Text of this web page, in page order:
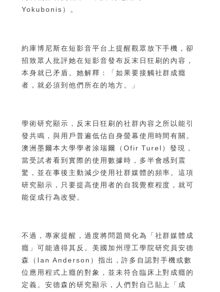
Yokubonis）。
約庫博尼斯在短影音平台上提醒觀眾放下手機，卻
招致眾人批評她在短影音發布反末日狂刷的內容，
本身就已矛盾。她解釋：「如果要接觸社群成癮
者，就必須到他們所在的地方。」
學術研究顯示，反末日狂刷的社群內容之所以能引
發共鳴，與用戶普遍低估自身螢幕使用時間有關。
澳洲墨爾本大學學者涂瑞爾（Ofir Turel）發現，
當受試者看到實際的使用數據時，多半會感到震
驚，並在事後主動減少使用社群媒體的頻率。這項
研究顯示，只要提高使用者的自我覺察程度，就可
能促成行為改變。
不過，專家提醒，過度將問題簡化為「社群媒體成
癮」可能適得其反。美國加州理工學院研究員安德
森（Ian Anderson）指出，許多自認對手機或數
位應用程式上癮的對象，並未符合臨床上對成癮的
定義。安德森的研究顯示，人們對自己貼上「成